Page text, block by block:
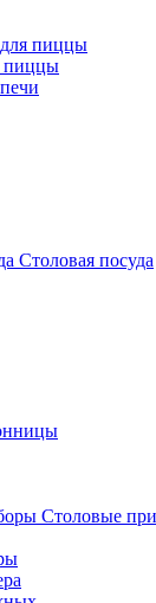
пиццы
пиццы
Столовая посуда
Cтоловые